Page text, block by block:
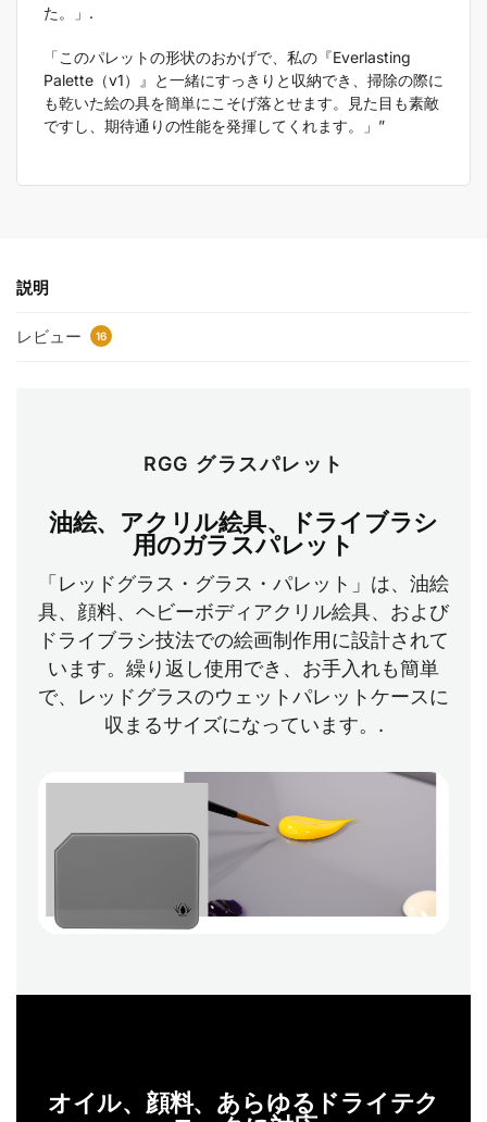
た。」.
「このパレットの形状のおかげで、私の『Everlasting
Palette（v1）』と一緒にすっきりと収納でき、掃除の際に
も乾いた絵の具を簡単にこそげ落とせます。見た目も素敵
ですし、期待通りの性能を発揮してくれます。」”
説明
レビュー 16
RGG グラスパレット
油絵、アクリル絵具、ドライブラシ
用のガラスパレット
「レッドグラス・グラス・パレット」は、油絵
具、顔料、ヘビーボディアクリル絵具、および
ドライブラシ技法での絵画制作用に設計されて
います。繰り返し使用でき、お手入れも簡単
で、レッドグラスのウェットパレットケースに
収まるサイズになっています。.
オイル、顔料、あらゆるドライテク